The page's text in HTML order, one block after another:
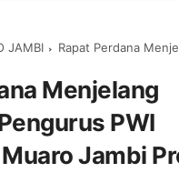
JAMBI Rapat Perdana Menjelang Pelantikan Pengurus PWI
Menjelang
PWI
Jambi